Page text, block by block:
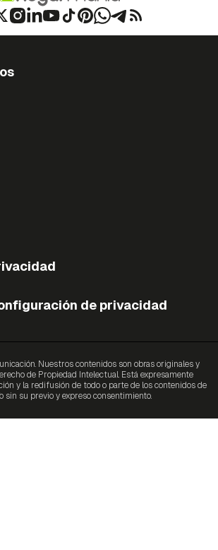
de privacidad
Nuestros contenidos son obras originales y
de Propiedad Intelectual. Está expresamente
y la redifusión de todo o parte de los contenidos de
sin su previo y expreso consentimiento.